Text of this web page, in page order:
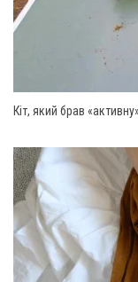
Кіт, який брав